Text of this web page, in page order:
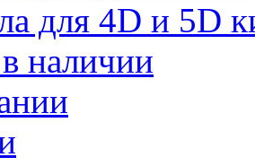
для 4D и 5D
наличии